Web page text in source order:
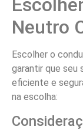
Neutro
Escolher o
garantir que seu
eficiente e
na escolha: